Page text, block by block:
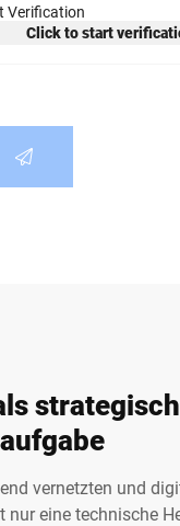
Verification
Click to start
vernetzten und
nur eine technische